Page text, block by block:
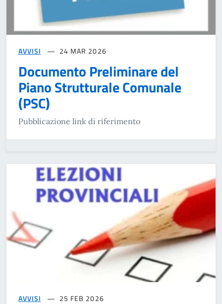
AVVISI 24 MAR 2026
Documento Preliminare del
Piano Strutturale Comunale
(PSC)
Pubblicazione link di riferimento
AVVISI 25 FEB 2026